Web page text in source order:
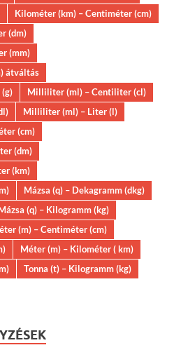
Kilométer (km) – Centiméter (cm)
(dm)
(mm)
átváltás
Milliliter (ml) – Centiliter (cl)
Milliliter (ml) – Liter (l)
(cm)
(dm)
(km)
Mázsa (q) – Dekagramm (dkg)
(q) – Kilogramm (kg)
(m) – Centiméter (cm)
Méter (m) – Kilométer ( km)
Tonna (t) – Kilogramm (kg)